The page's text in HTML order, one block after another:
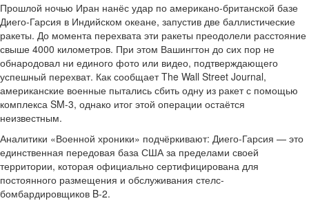
Прошлой ночью Иран нанёс удар по американо-британской базе
Диего-Гарсия в Индийском океане, запустив две баллистические
ракеты. До момента перехвата эти ракеты преодолели расстояние
свыше 4000 километров. При этом Вашингтон до сих пор не
обнародовал ни единого фото или видео, подтверждающего
успешный перехват. Как сообщает The Wall Street Journal,
американские военные пытались сбить одну из ракет с помощью
комплекса SM-3, однако итог этой операции остаётся
неизвестным.
Аналитики «Военной хроники» подчёркивают: Диего-Гарсия — это
единственная передовая база США за пределами своей
территории, которая официально сертифицирована для
постоянного размещения и обслуживания стелс-
бомбардировщиков B-2.